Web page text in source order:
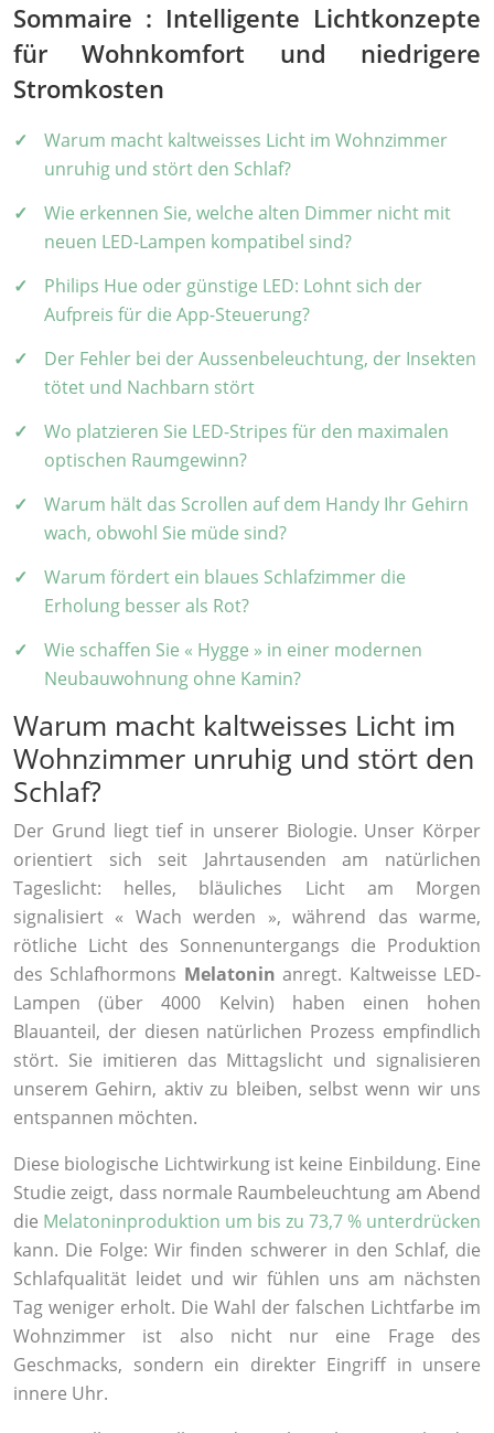
Sommaire : Intelligente Lichtkonzepte
für Wohnkomfort und niedrigere
Stromkosten
Warum macht kaltweisses Licht im Wohnzimmer
unruhig und stört den Schlaf?
Wie erkennen Sie, welche alten Dimmer nicht mit
neuen LED-Lampen kompatibel sind?
Philips Hue oder günstige LED: Lohnt sich der
Aufpreis für die App-Steuerung?
Der Fehler bei der Aussenbeleuchtung, der Insekten
tötet und Nachbarn stört
Wo platzieren Sie LED-Stripes für den maximalen
optischen Raumgewinn?
Warum hält das Scrollen auf dem Handy Ihr Gehirn
wach, obwohl Sie müde sind?
Warum fördert ein blaues Schlafzimmer die
Erholung besser als Rot?
Wie schaffen Sie « Hygge » in einer modernen
Neubauwohnung ohne Kamin?
Warum macht kaltweisses Licht im
Wohnzimmer unruhig und stört den
Schlaf?
Der Grund liegt tief in unserer Biologie. Unser Körper
orientiert sich seit Jahrtausenden am natürlichen
Tageslicht: helles, bläuliches Licht am Morgen
signalisiert « Wach werden », während das warme,
rötliche Licht des Sonnenuntergangs die Produktion
des Schlafhormons Melatonin anregt. Kaltweisse LED-
Lampen (über 4000 Kelvin) haben einen hohen
Blauanteil, der diesen natürlichen Prozess empfindlich
stört. Sie imitieren das Mittagslicht und signalisieren
unserem Gehirn, aktiv zu bleiben, selbst wenn wir uns
entspannen möchten.
Diese biologische Lichtwirkung ist keine Einbildung. Eine
Studie zeigt, dass normale Raumbeleuchtung am Abend
die Melatoninproduktion um bis zu 73,7 % unterdrücken
kann. Die Folge: Wir finden schwerer in den Schlaf, die
Schlafqualität leidet und wir fühlen uns am nächsten
Tag weniger erholt. Die Wahl der falschen Lichtfarbe im
Wohnzimmer ist also nicht nur eine Frage des
Geschmacks, sondern ein direkter Eingriff in unsere
innere Uhr.